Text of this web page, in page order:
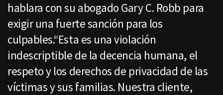
hablara con su abogado Gary C. Robb para
exigir una fuerte sanción para los
culpables.“Esta es una violación
indescriptible de la decencia humana, el
respeto y los derechos de privacidad de las
víctimas y sus familias. Nuestra cliente,